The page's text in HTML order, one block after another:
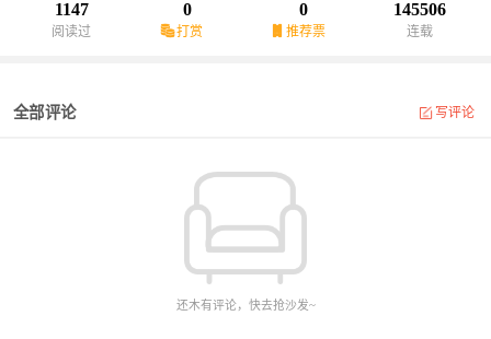
1147
阅读过
0
打赏
0
推荐票
145506
连载
全部评论 写评论
还木有评论，快去抢沙发~